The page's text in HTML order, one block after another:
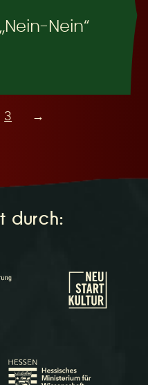
Nein“
3 →
durch: